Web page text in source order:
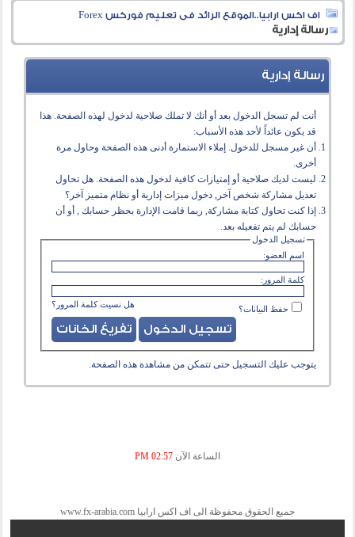
اف اكس ارابيا..الموقع الرائد فى تعليم فوركس Forex
رسالة إدارية
رسالة إدارية
أنت لم تسجل الدخول بعد أو أنك لا تملك صلاحية لدخول لهذه الصفحة. هذا
قد يكون عائداً لأحد هذه الأسباب:
أن غير مسجل للدخول. إملاء الاستمارة أدنى هذه الصفحة وحاول مرة
أخرى.
ليست لديك صلاحية أو إمتيازات كافية لدخول هذه الصفحة. هل تحاول
تعديل مشاركة شخص آخر, دخول ميزات إدارية أو نظام متميز آخر؟
إذا كنت تحاول كتابة مشاركة, ربما قامت الإدارة بحظر حسابك , أو أن
حسابك لم يتم تفعيله بعد.
تسجيل الدخول
اسم العضو:
كلمة المرور:
هل نسيت كلمة المرور؟ حفظ البيانات؟
يتوجب عليك التسجيل حتى تتمكن من مشاهدة هذه الصفحة.
الساعة الآن 02:57 PM
جميع الحقوق محفوظة الى اف اكس ارابيا www.fx-arabia.com